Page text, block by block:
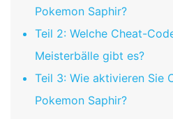
Pokemon Saphir?
Teil 2: Welche Cheat-
Meisterbälle gibt es?
Teil 3: Wie aktivieren Sie
Pokemon Saphir?